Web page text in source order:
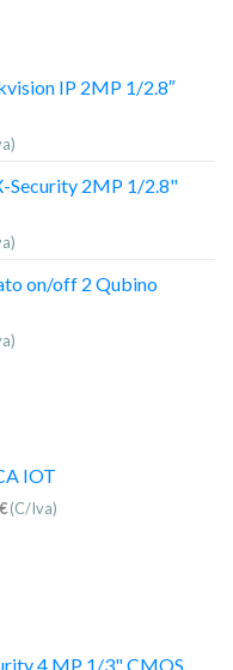
IP 2MP 1/2.8″
Security 2MP 1/2.8"
on/off 2 Qubino
IOT
€(C/Iva)
4 MP 1/3" CMOS